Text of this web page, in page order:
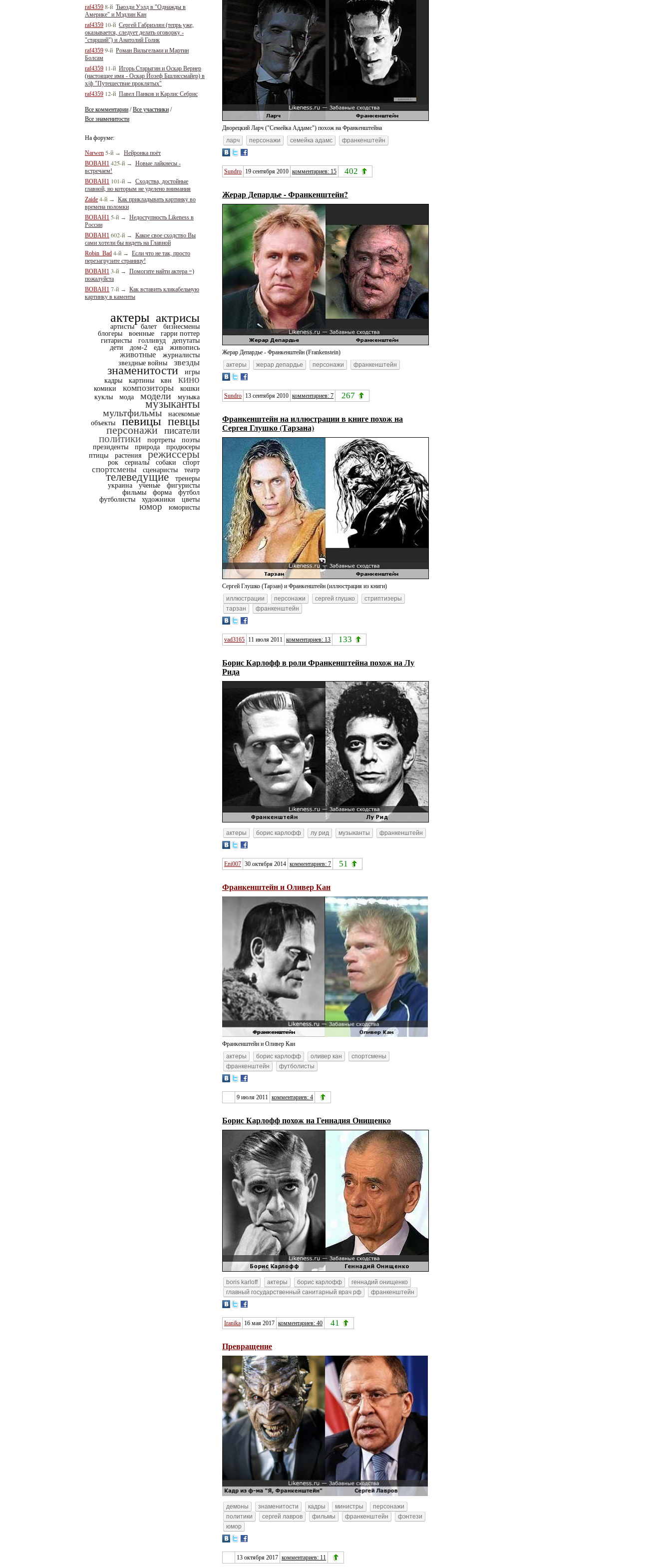
raf4359 8-й Тьюзди Уэлд в "Однажды в
Америке" и Мэдлин Кан
raf4359 10-й Сергей Габриэлян (тепрь уже,
оказывается, следует делать оговорку -
"старший") и Анатолий Голик
raf4359 9-й Роман Вильгельми и Мартин
Болсам
raf4359 11-й Игорь Старыгин и Оскар Вернер
(настоящее имя - Оскар Йозеф Бшлиссмайер) в
х/ф "Путешествие проклятых"
raf4359 12-й Павел Панков и Карлис Себрис
Все комментарии /Все участники /
Все знаменитости
На форуме:
Narwen 5-й → Нейронка поёт
BOBAH1 425-й → Новые лайкнесы -
встречаем!
BOBAH1 101-й → Сходства, достойные
главной, но которым не уделено внимания
Zaide 4-й → Как прикладывать картинку во
времена поломки
BOBAH1 5-й → Недоступность Likeness в
России
BOBAH1 602-й → Какое свое сходство Вы
сами хотели бы видеть на Главной
Robin_Bad 4-й → Если что не так, просто
перезагрузите страницу!
BOBAH1 3-й → Помогите найти актера =)
пожалуйста
BOBAH1 7-й → Как вставить кликабельную
картинку в каменты
актеры актрисы
артисты балет
бизнесмены
блогеры
военные
гарри поттер
гитаристы
голливуд
депутаты
дети
дом-2 еда живопись
животные
журналисты
звездные войны
звезды
знаменитости
игры
кадры
картины квн кино
комики композиторы
кошки
куклы
мода модели музыка
музыканты
мультфильмы
насекомые
объекты
певицы певцы
персонажи писатели
политики портреты
поэты
президенты
природа
продюсеры
птицы
растения режиссеры
рок сериалы собаки спорт
спортсмены сценаристы театр
телеведущие
тренеры
украина
ученые
фигуристы
фильмы
форма
футбол
футболисты
художники цветы
юмор юмористы
Дворецкий Ларч ("Семейка Аддамс") похож на Франкенштейна
ларч
персонажи семейка адамс франкенштейн
Sundro 19 сентября 2010 комментариев: 15 402
Жерар Депардье - Франкенштейн?
Жерар Депардье - Франкенштейн (Frankenstein)
актеры
жерар депардье персонажи франкенштейн
Sundro 13 сентября 2010 комментариев: 7 267
Франкенштейн на иллюстрации в книге похож на
Сергея Глушко (Тарзана)
Сергей Глушко (Тарзан) и Франкенштейн (иллюстрация из книги)
иллюстрации
персонажи сергей глушко
стриптизеры
тарзан
франкенштейн
vad3165 11 июля 2011 комментариев: 13 133
Борис Карлофф в роли Франкенштейна похож на Лу
Рида
актеры борис карлофф лу рид музыканты франкенштейн
Eni007 30 октября 2014 комментариев: 7 51
Франкенштейн и Оливер Кан
Франкенштейн и Оливер Кан
актеры
борис карлофф оливер кан
спортсмены
франкенштейн
футболисты
9 июля 2011 комментариев: 4
Борис Карлофф похож на Геннадия Онищенко
boris karloff актеры борис карлофф
геннадий онищенко
главный государственный санитарный врач рф
франкенштейн
Iranika 16 мая 2017 комментариев: 40 41
Превращение
демоны знаменитости кадры министры
персонажи
политики
сергей лавров фильмы франкенштейн
фэнтези
юмор
13 октября 2017 комментариев: 11